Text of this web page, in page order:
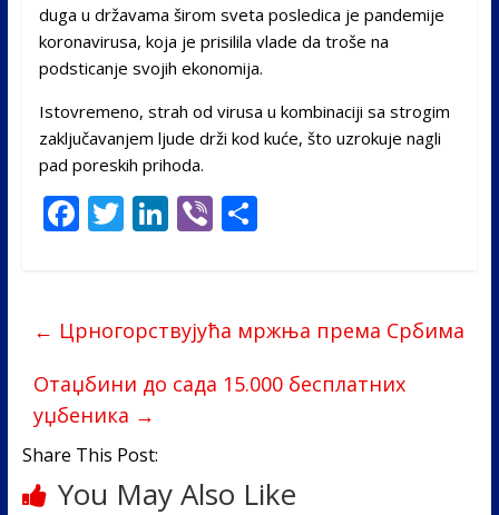
duga u državama širom sveta posledica je pandemije
koronavirusa, koja je prisilila vlade da troše na
podsticanje svojih ekonomija.
Istovremeno, strah od virusa u kombinaciji sa strogim
zaključavanjem ljude drži kod kuće, što uzrokuje nagli
pad poreskih prihoda.
F
ac
b
o
o
k
T
w
er
Li
n
e
dI
n
Vi
b
S
e
← Црногорствујућа мржња према Србима
Отаџбини до сада 15.000 бесплатних
уџбеника →
Share This Post:
You May Also Like